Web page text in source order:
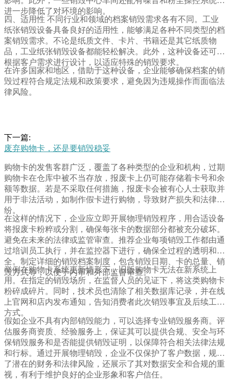
进一步降低了对环境的影响。
四、适用性 不同行业和领域的档案销毁需求各有不同。工业
纸张销毁设备具备良好的适用性，能够满足各种不同类型的档
案销毁需求。不论是纸质文件、卡片、书籍还是其它纸质物
品，工业纸张销毁设备都能轻松解决。此外，这种设备还可以
根据客户需求进行设计，以适应特殊的销毁要求。
在许多国家和地区，借助于这种设备，企业能够确保档案的销
毁过程符合规定法规和政策要求，避免因为违规操作而面临法
律风险。
下一篇:
废弃购物卡，还是要销毁稳妥
购物卡的发售客群广泛，覆盖了各种类型的企业和机构，过期
购物卡在仓库中被不当存放，报废卡上仍可能存储着卡号和余
额等数据。若是不采取任何措施，报废卡会被有心人士获取并
用于非法活动，如制作假卡进行购物，导致财产损失和法律纠
纷。
在这样的情况下，企业应立即开展物理销毁程序，用合适设备
将报废卡粉粹或分割，确保每张卡的数据部分都被充分破坏。
避免在未来的法律或监管审查。推荐企业每项销毁工作都由通
过培训员工执行，并在监控器下进行，确保全过程的透明和安
全。制定详细的销毁档案制度，包含销毁日期、卡的总量、销
毁方式等，以便于内审和外部监督审查。
举例在购物卡系统更新情形下，旧版购物卡无法在新系统上
用。在指定的销毁场所，在监督人员的见证下，将这类购物卡
粉碎成碎片。同时，技术员也清除了相关数据库记录，并在线
上官网和店内发布通知，告知消费者此次销毁事宜及后续工作
方式。
假如企业不具有内部销毁能力，可以选择专业销毁服务商。评
估服务商资质、经验服务上，保证其可以提供合规、安全与环
保销毁服务和是否能提供销毁证明，以保障符合相关法律法规
和行标。通过开展物理销毁，企业不仅保护了客户数据，规避
了潜在的财务和法律风险，还展示了其对数据安全和合规的重
视，有利于维护良好的企业形象和客户信任。